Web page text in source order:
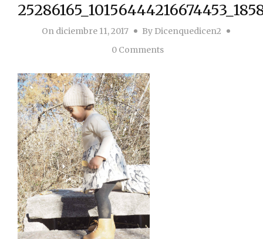
On diciembre 11, 2017 By Dicenquedicen2
0 Comments